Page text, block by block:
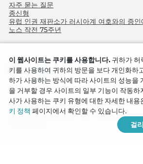
자주 묻는 질문
종신형
유럽 인권 재판소가 러시아계 여호와의 증
노스 작전 75주년
Copyright © 2026
Watch Tower Bible and Tract Society of Korea.
이 웹사이트는 쿠키를 사용합니다. 귀하가 허
키를 사용하여 귀하의 방문을 보다 개인화하
하가 사용하는 방식에 따라 사이트의 성능을
을 거부할 경우 사이트의 일부 기능이 작동
사가 사용하는 쿠키 유형에 대한 자세한 내용
키 정책 페이지에서 확인할 수 있습니다.
걸